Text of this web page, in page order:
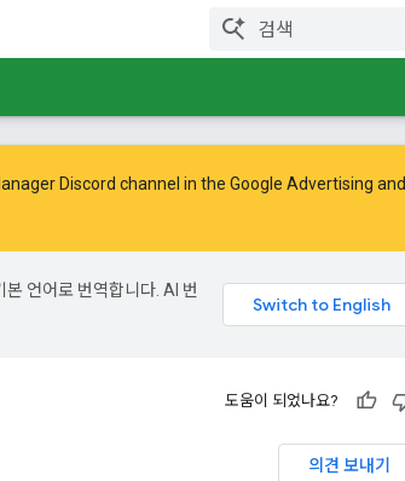
Discord channel in the Google Advertising and
언어로 번역합니다. AI 번
도움이 되었나요?
의견 보내기